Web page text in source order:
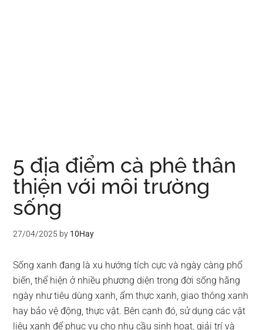
5 địa điểm cà phê thân
thiện với môi trường
sống
27/04/2025 by 10Hay
Sống xanh đang là xu hướng tích cực và ngày càng phổ
biến, thể hiện ở nhiều phương diện trong đời sống hằng
ngày như tiêu dùng xanh, ẩm thực xanh, giao thông xanh
hay bảo vệ động, thực vật. Bên cạnh đó, sử dụng các vật
liệu xanh để phục vụ cho nhu cầu sinh hoạt, giải trí và